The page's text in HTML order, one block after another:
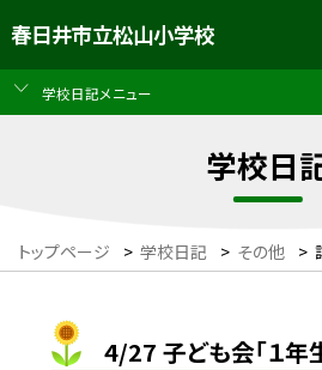
春日井市立松山小学校
学校日記メニュー
学校日
トップページ > 学校日記 > その他 >
4/27 子ども会「１年